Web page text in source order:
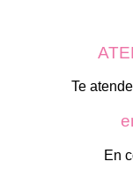
Te
En